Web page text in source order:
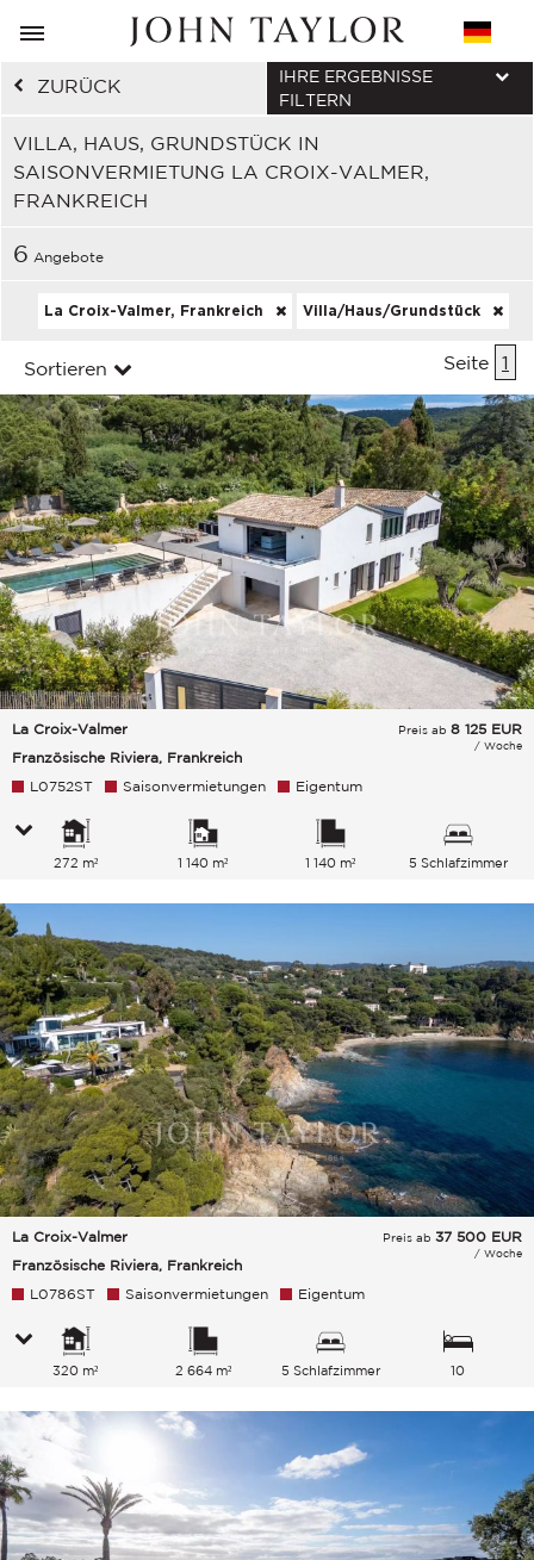
ZURÜCK
VILLA, HAUS, GRUNDSTÜCK IN
SAISONVERMIETUNG LA CROIX-VALMER,
FRANKREICH
IHRE ERGEBNISSE
FILTERN
6 Angebote
La Croix-Valmer, Frankreich Villa/Haus/Grundstück
Sortieren Seite 1
La Croix-Valmer
Französische Riviera, Frankreich
Preis ab 8 125 EUR
/ Woche
L0752ST Saisonvermietungen Eigentum
272 m² 1 140 m² 1 140 m² 5 Schlafzimmer
La Croix-Valmer
Französische Riviera, Frankreich
Preis ab 37 500 EUR
/ Woche
L0786ST Saisonvermietungen Eigentum
320 m² 2 664 m² 5 Schlafzimmer
10